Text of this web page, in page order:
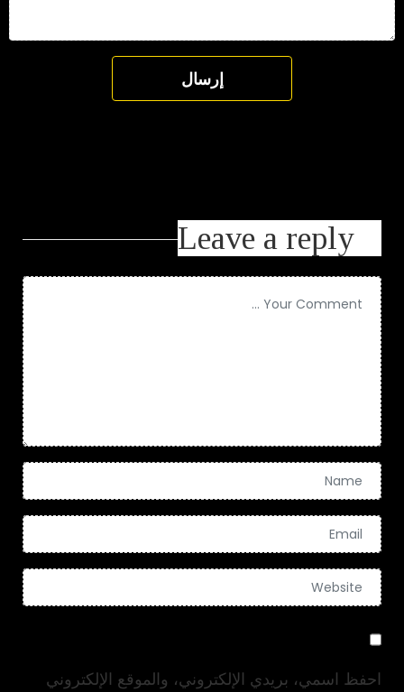
Leave a reply
احفظ اسمي، بريدي الإلكتروني، والموقع الإلكتروني